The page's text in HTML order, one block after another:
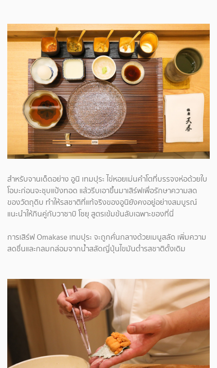
สำหรับจานเด็ดอย่าง อูนิ เทมปุระ ไข่หอยเม่นคำโตที่บรรจงห่อด้วยใบ
โอบะก่อนจะชุบแป้งทอด แล้วรีบเอาขึ้นมาเสิร์ฟเพื่อรักษาความสด
ของวัตถุดิบ ทำให้รสชาติที่แท้จริงของอูนิยังคงอยู่อย่างสมบูรณ์
แนะนำให้กินคู่กับวาซาบิ โชยุ สูตรเข้มข้นลับเฉพาะของที่นี่
การเสิร์ฟ Omakase เทมปุระ จะถูกคั่นกลางด้วยเมนูสลัด เพิ่มความ
สดชื่นและกลมกล่อมจากน้ำสลัดญี่ปุ่นไขมันต่ำรสชาติดั้งเดิม